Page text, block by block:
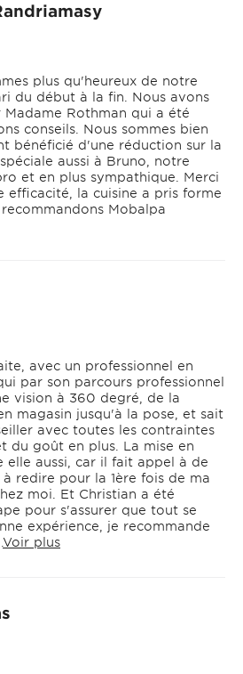
plus qu'heureux de notre
du début à la fin. Nous avons
Rothman qui a été
conseils. Nous sommes bien
bénéficié d'une réduction sur la
aussi à Bruno, notre
et en plus sympathique. Merci
efficacité, la cuisine a pris forme
Mobalpa
avec un professionnel en
par son parcours professionnel
vision à 360 degré, de la
magasin jusqu'à la pose, et sait
avec toutes les contraintes
du goût en plus. La mise en
elle aussi, car il fait appel à de
à redire pour la 1ère fois de ma
moi. Et Christian a été
pour s'assurer que tout se
expérience, je recommande
Voir plus